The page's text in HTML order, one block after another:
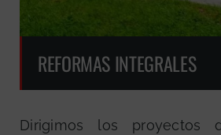
REFORMAS INTEGRALES
Dirigimos los proyectos